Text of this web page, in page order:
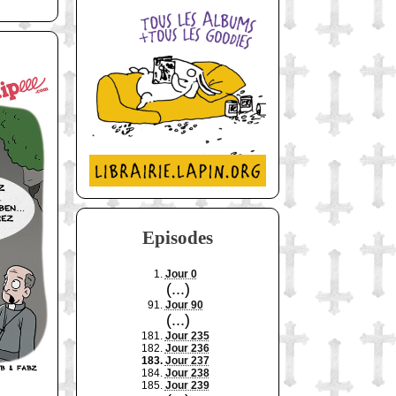
Episodes
1. Jour 0
(...)
91. Jour 90
(...)
181. Jour 235
182. Jour 236
183. Jour 237
184. Jour 238
185. Jour 239